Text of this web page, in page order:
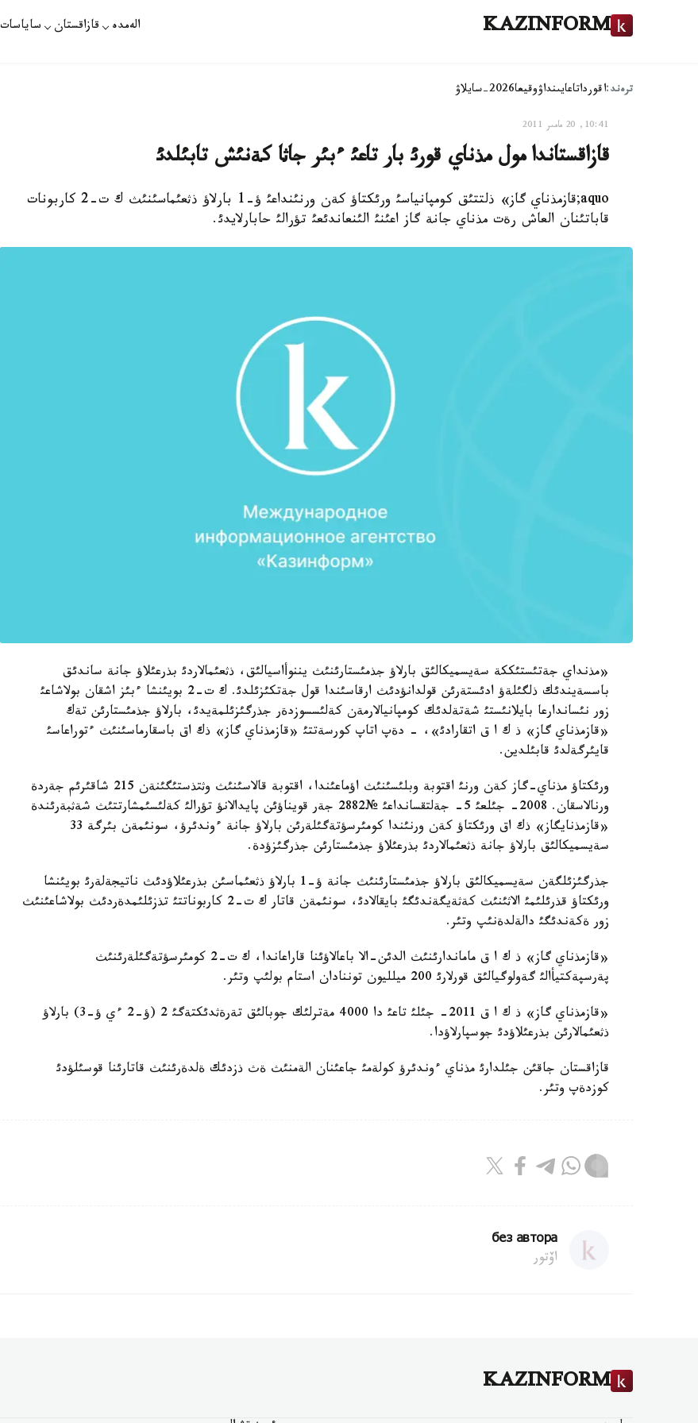
KAZINFORM الەمدە قازاقستان ساياسات
ترەند:اقورداتاعايىنداۋوقيعا2026-سايلاۋ
10:41, 20 مامىر 2011
قازاقستاندا مول مذناي قورئ بار تاعئ ءبئر جاثا كةنئش تابئلدئ
aquo;قازمذناي گاز» ذلتتئق كومپانياسئ ورئكتاؤ كةن ورنئنداعئ ؤ-1 بارلاؤ ذثعئماسئنئث ك ت-2 كاربونات
قاباتئنان العاش رةت مذناي جانة گاز اعئنئ الئنعاندئعئ تؤرالئ حابارلايدئ.
«مذنداي جةتئستئككة سةيسميكالئق بارلاؤ جذمئستارئنئث يننوأاسيالئق، ذثعئمالاردئ بذرعئلاؤ جانة ساندئق
باسسةيندئك ذلگئلةؤ ادئستةرئن قولدانؤدئث ارقاسئندا قول جةتكئزئلدئ. ك ت-2 بويئنشا ءبئز اشقان بولاشاعئ
زور نئساندارعا بايلانئستئ شةتةلدئك كومپانيالارمةن كةلئسسوزدةر جذرگئزئلمةيدئ، بارلاؤ جذمئستارئن تةك
«قازمذناي گاز» ذ ك ا ق اتقارادئ»، - دةپ اتاپ كورسةتتئ «قازمذناي گاز» ذك اق باسقارماسئنئث ءتوراعاسئ
قايئرگةلدئ قابئلدين.
ورئكتاؤ مذناي-گاز كةن ورنئ اقتوبة وبلئسئنئث اؤماعئندا، اقتوبة قالاسئنئث وثتذستئگئنةن 215 شاقئرئم جةردة
ورنالاسقان. 2008- جئلعئ 5- جةلتقسانداعئ №2882 جةر قويناؤئن پايدالانؤ تؤرالئ كةلئسئمشارتتئث شةثبةرئندة
«قازمذنايگاز» ذك اق ورئكتاؤ كةن ورنئندا كومئرسؤتةگئلةرئن بارلاؤ جانة ءوندئرؤ، سونئمةن بئرگة 33
سةيسميكالئق بارلاؤ جانة ذثعئمالاردئ بذرعئلاؤ جذمئستارئن جذرگئزؤدة.
جذرگئزئلگةن سةيسميكالئق بارلاؤ جذمئستارئنئث جانة ؤ-1 بارلاؤ ذثعئماسئن بذرعئلاؤدئث ناتيجةلةرئ بويئنشا
ورئكتاؤ قذرئلئمئ الاثئنئث كةثةيگةندئگئ بايقالادئ، سونئمةن قاتار ك ت-2 كاربوناتتئ تذزئلئمدةردئث بولاشاعئنئث
زور ةكةندئگئ دالةلدةنئپ وتئر.
«قازمذناي گاز» ذ ك ا ق ماماندارئنئث الدئن-الا باعالاؤئنا قاراعاندا، ك ت-2 كومئرسؤتةگئلةرئنئث
پةرسپةكتيأالئ گةولوگيالئق قورلارئ 200 ميلليون توننادان استام بولئپ وتئر.
«قازمذناي گاز» ذ ك ا ق 2011- جئلئ تاعئ دا 4000 مةترلئك جوبالئق تةرةثدئكتةگئ 2 (ؤ-2 ءي ؤ-3) بارلاؤ
ذثعئمالارئن بذرعئلاؤدئ جوسپارلاؤدا.
قازاقستان جاقئن جئلدارئ مذناي ءوندئرؤ كولةمئ جاعئنان الةمنئث ةث ذزدئك ةلدةرئنئث قاتارئنا قوسئلؤدئ
كوزدةپ وتئر.
без автора
اۆتور
KAZINFORM